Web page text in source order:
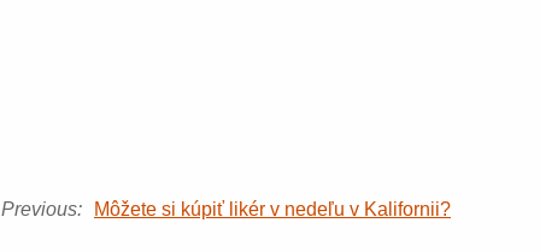
Previous: Môžete si kúpiť likér v nedeľu v Kalifornii?